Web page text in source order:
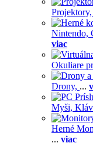
Projektory,
Nintendo,
viac
Okuliare
Drony, ...
Myši,
Herné
... viac